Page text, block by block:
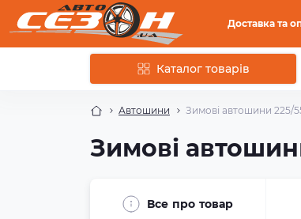
Доставка та
Каталог товарів
Автошини Зимові автошини 225/
Зимові
Все про товар